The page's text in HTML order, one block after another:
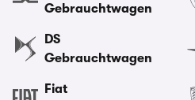
Gebrauchtwagen
DS
Gebrauchtwagen
Fiat